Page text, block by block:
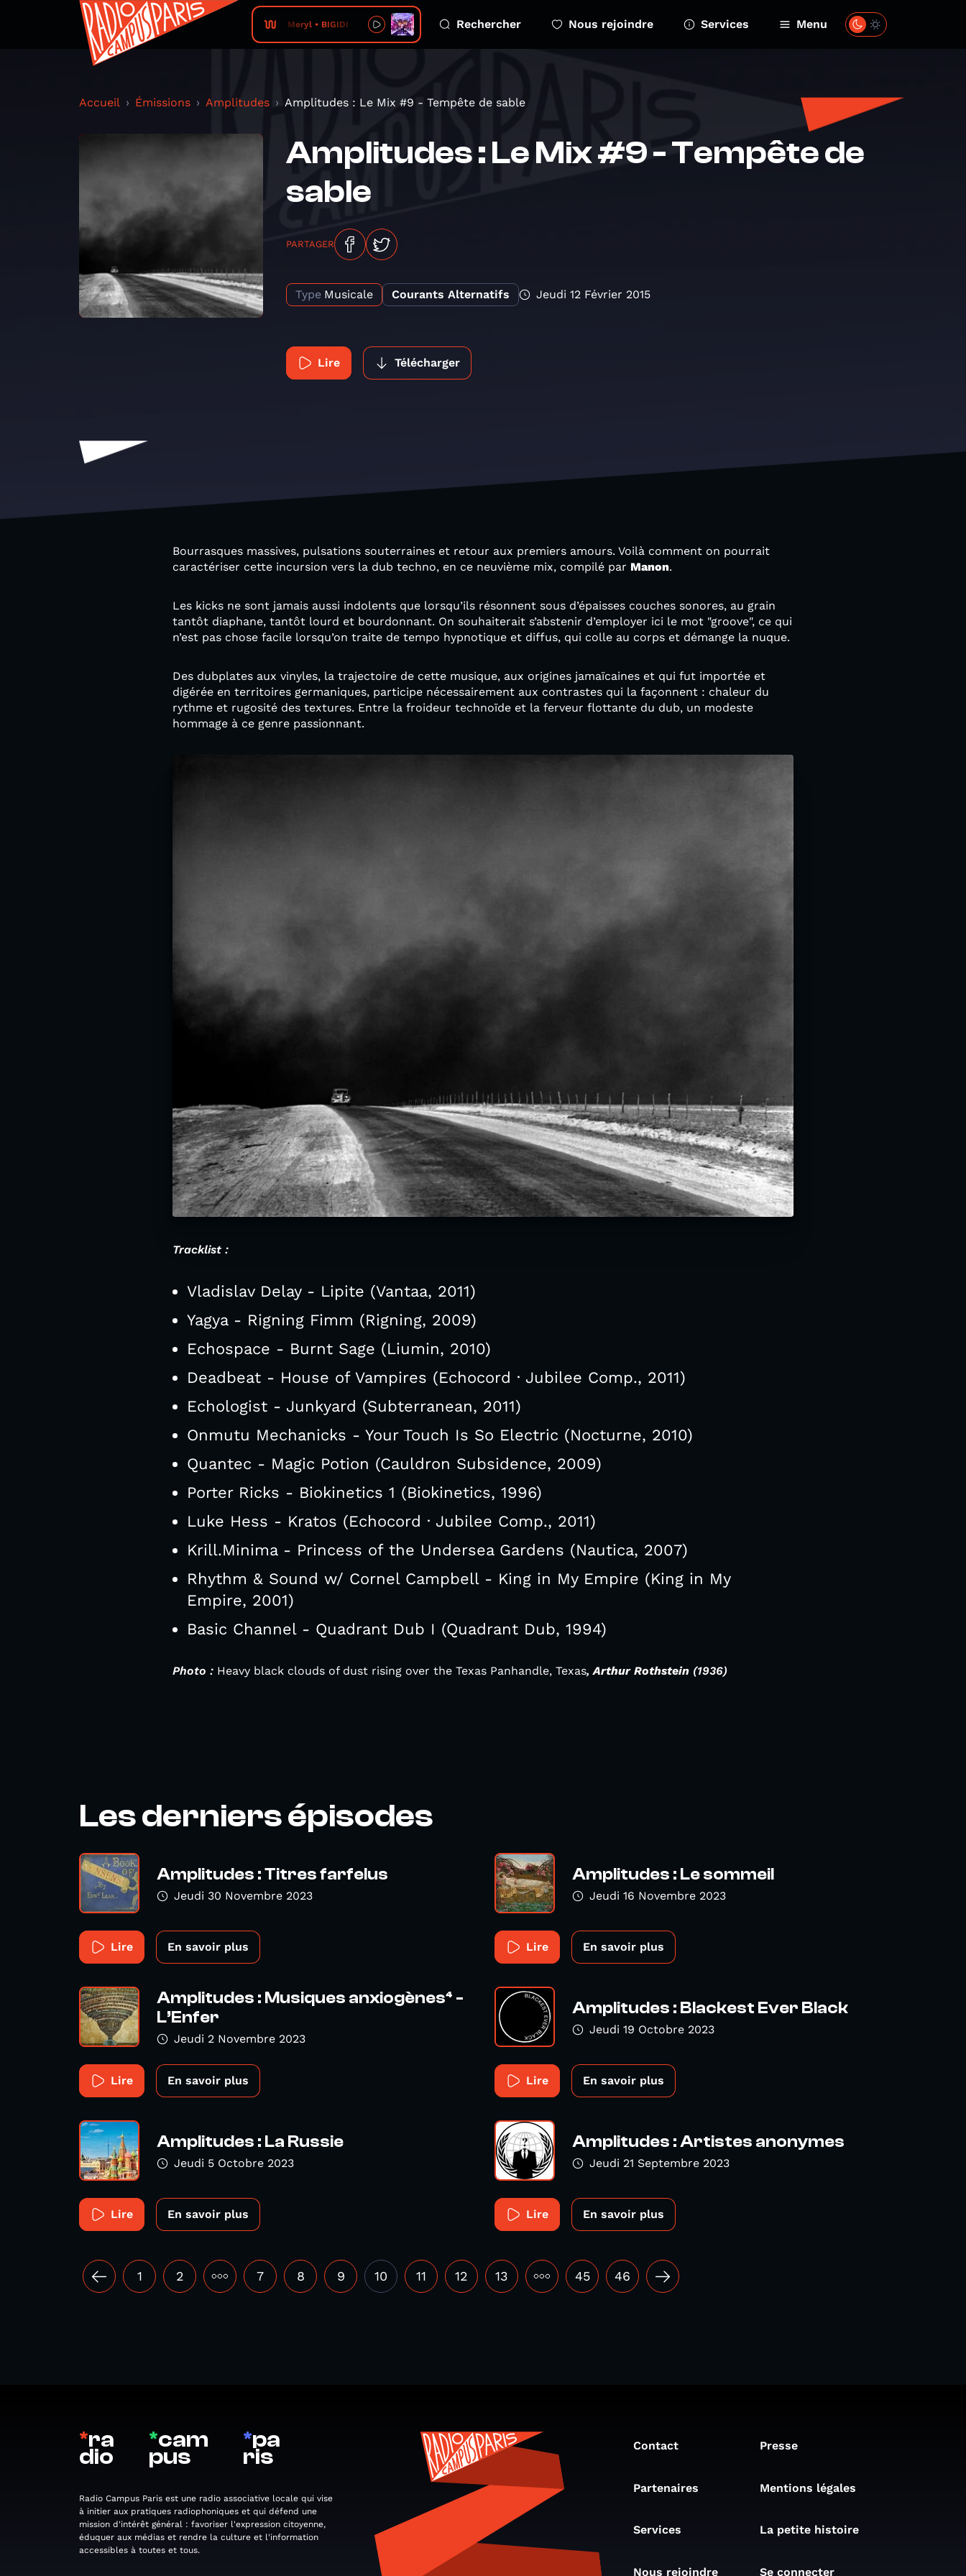
Meryl • BIGIDI Rechercher Nous rejoindre Services Menu
Accueil Émissions Amplitudes Amplitudes : Le Mix #9 - Tempête de sable
Amplitudes : Le Mix #9 - Tempête de
sable
PARTAGER
Type Musicale Courants Alternatifs Jeudi 12 Février 2015
Lire Télécharger
Bourrasques massives, pulsations souterraines et retour aux premiers amours. Voilà comment on pourrait
caractériser cette incursion vers la dub techno, en ce neuvième mix, compilé par Manon.
Les kicks ne sont jamais aussi indolents que lorsqu’ils résonnent sous d’épaisses couches sonores, au grain
tantôt diaphane, tantôt lourd et bourdonnant. On souhaiterait s’abstenir d’employer ici le mot "groove", ce qui
n’est pas chose facile lorsqu’on traite de tempo hypnotique et diffus, qui colle au corps et démange la nuque.
Des dubplates aux vinyles, la trajectoire de cette musique, aux origines jamaïcaines et qui fut importée et
digérée en territoires germaniques, participe nécessairement aux contrastes qui la façonnent : chaleur du
rythme et rugosité des textures. Entre la froideur technoïde et la ferveur flottante du dub, un modeste
hommage à ce genre passionnant.
Tracklist :
Vladislav Delay - Lipite (Vantaa, 2011)
Yagya - Rigning Fimm (Rigning, 2009)
Echospace - Burnt Sage (Liumin, 2010)
Deadbeat - House of Vampires (Echocord · Jubilee Comp., 2011)
Echologist - Junkyard (Subterranean, 2011)
Onmutu Mechanicks - Your Touch Is So Electric (Nocturne, 2010)
Quantec - Magic Potion (Cauldron Subsidence, 2009)
Porter Ricks - Biokinetics 1 (Biokinetics, 1996)
Luke Hess - Kratos (Echocord · Jubilee Comp., 2011)
Krill.Minima - Princess of the Undersea Gardens (Nautica, 2007)
Rhythm & Sound w/ Cornel Campbell - King in My Empire (King in My
Empire, 2001)
Basic Channel - Quadrant Dub I (Quadrant Dub, 1994)
Photo : Heavy black clouds of dust rising over the Texas Panhandle, Texas,Arthur Rothstein (1936)
Les derniers épisodes
Amplitudes : Titres farfelus
Jeudi 30 Novembre 2023
Lire En savoir plus
Amplitudes : Le sommeil
Jeudi 16 Novembre 2023
Lire En savoir plus
Amplitudes : Musiques anxiogènes⁴ -
L’Enfer
Jeudi 2 Novembre 2023
Lire En savoir plus
Amplitudes : Blackest Ever Black
Jeudi 19 Octobre 2023
Lire En savoir plus
Amplitudes : La Russie
Jeudi 5 Octobre 2023
Lire En savoir plus
Amplitudes : Artistes anonymes
Jeudi 21 Septembre 2023
Lire En savoir plus
1 2 ••• 7 8 9 10 11 12 13 ••• 45 46
*ra
dio
*cam
pus
*pa
ris
Radio Campus Paris est une radio associative locale qui vise
à initier aux pratiques radiophoniques et qui défend une
mission d'intérêt général : favoriser l'expression citoyenne,
éduquer aux médias et rendre la culture et l'information
accessibles à toutes et tous.
Contact Presse
Partenaires Mentions légales
Services La petite histoire
Nous rejoindre Se connecter